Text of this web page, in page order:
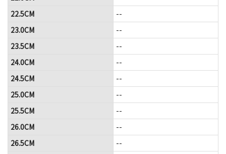
22.5CM
--
23.0CM
--
23.5CM
--
24.0CM
--
24.5CM
--
25.0CM
--
25.5CM
--
26.0CM
--
26.5CM
--